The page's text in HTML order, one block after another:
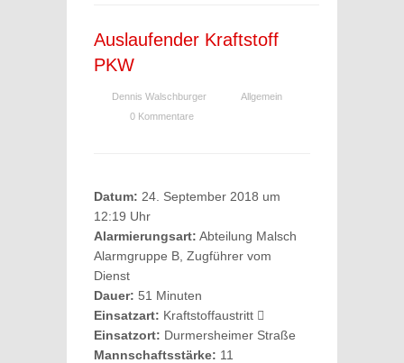
Auslaufender Kraftstoff
PKW
Dennis Walschburger
Allgemein
0 Kommentare
Datum: 24. September 2018 um
12:19 Uhr
Alarmierungsart: Abteilung Malsch
Alarmgruppe B, Zugführer vom
Dienst
Dauer: 51 Minuten
Einsatzart: Kraftstoffaustritt
Einsatzort: Durmersheimer Straße
Mannschaftsstärke: 11